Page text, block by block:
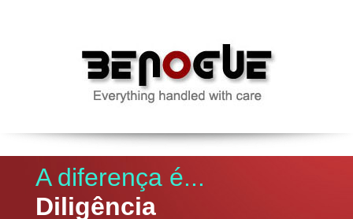
A diferença é...
Diligência